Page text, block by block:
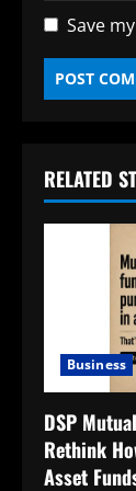
Save
RELATED
Business
DSP
Rethink
Asset